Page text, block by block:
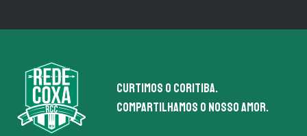
Curtimos o coritiba.
Compartilhamos o nosso amor.